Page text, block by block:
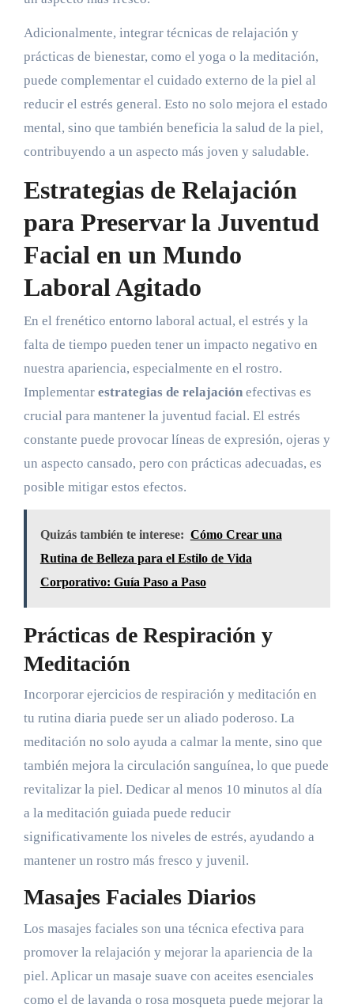
Adicionalmente, integrar técnicas de relajación y
prácticas de bienestar, como el yoga o la meditación,
puede complementar el cuidado externo de la piel al
reducir el estrés general. Esto no solo mejora el estado
mental, sino que también beneficia la salud de la piel,
contribuyendo a un aspecto más joven y saludable.
Estrategias de Relajación
para Preservar la Juventud
Facial en un Mundo
Laboral Agitado
En el frenético entorno laboral actual, el estrés y la
falta de tiempo pueden tener un impacto negativo en
nuestra apariencia, especialmente en el rostro.
Implementar estrategias de relajaciónefectivas es
crucial para mantener la juventud facial. El estrés
constante puede provocar líneas de expresión, ojeras y
un aspecto cansado, pero con prácticas adecuadas, es
posible mitigar estos efectos.
Quizás también te interese: Cómo Crear una
Rutina de Belleza para el Estilo de Vida
Corporativo: Guía Paso a Paso
Prácticas de Respiración y
Meditación
Incorporar ejercicios de respiración y meditación en
tu rutina diaria puede ser un aliado poderoso. La
meditación no solo ayuda a calmar la mente, sino que
también mejora la circulación sanguínea, lo que puede
revitalizar la piel. Dedicar al menos 10 minutos al día
a la meditación guiada puede reducir
significativamente los niveles de estrés, ayudando a
mantener un rostro más fresco y juvenil.
Masajes Faciales Diarios
Los masajes faciales son una técnica efectiva para
promover la relajación y mejorar la apariencia de la
piel. Aplicar un masaje suave con aceites esenciales
como el de lavanda o rosa mosqueta puede mejorar la